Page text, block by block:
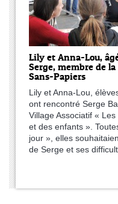
Lily et Anna-Lou,
Serge, membre de
Sans-Papiers
Lily et Anna-Lou,
ont rencontré Serge
Village Associatif «
et des enfants ».
jour », elles
de Serge et ses